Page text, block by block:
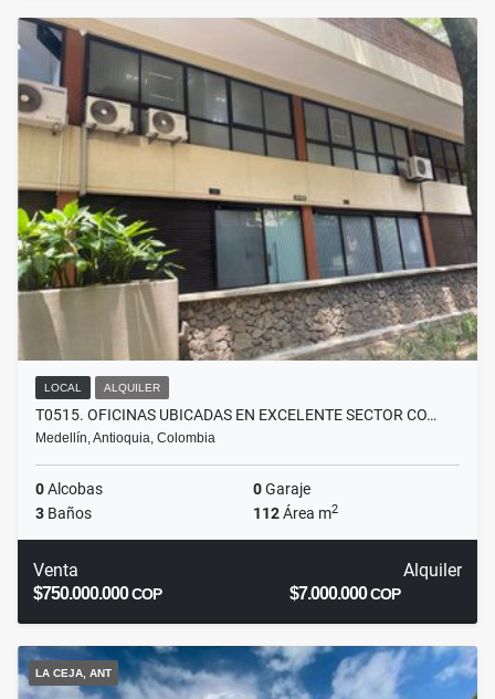
LOCAL ALQUILER
T0515. OFICINAS UBICADAS EN EXCELENTE SECTOR CO…
Medellín, Antioquia, Colombia
0Alcobas 0Garaje
3 Baños 112Área m2
Venta
$750.000.000COP
Alquiler
$7.000.000COP
LA CEJA, ANT